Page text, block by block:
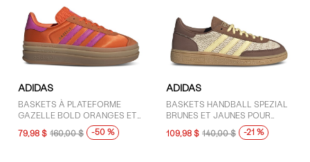
ADIDAS
BASKETS À PLATEFORME
GAZELLE BOLD ORANGES ET
ROSES POUR FEMMES
79,98 $ 160,00 $ -50 %
ADIDAS
BASKETS HANDBALL SPEZIAL
BRUNES ET JAUNES POUR
109,98 $ 140,00 $ -21 %